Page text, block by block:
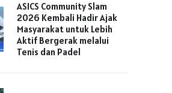
ASICS Community Slam
2026 Kembali Hadir Ajak
Masyarakat untuk Lebih
Aktif Bergerak melalui
Tenis dan Padel